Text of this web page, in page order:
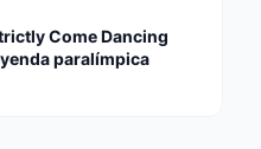
Come Dancing
paralímpica